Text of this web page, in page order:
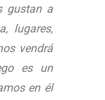
gustan a
lugares,
vendrá
es un
en él